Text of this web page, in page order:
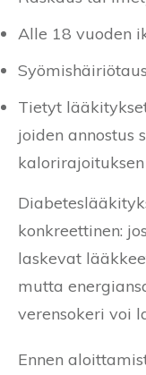
Alle 18 vuoden
Tietyt
joiden annostus
konkreettinen:
laskevat
mutta
verensokeri voi
Ennen